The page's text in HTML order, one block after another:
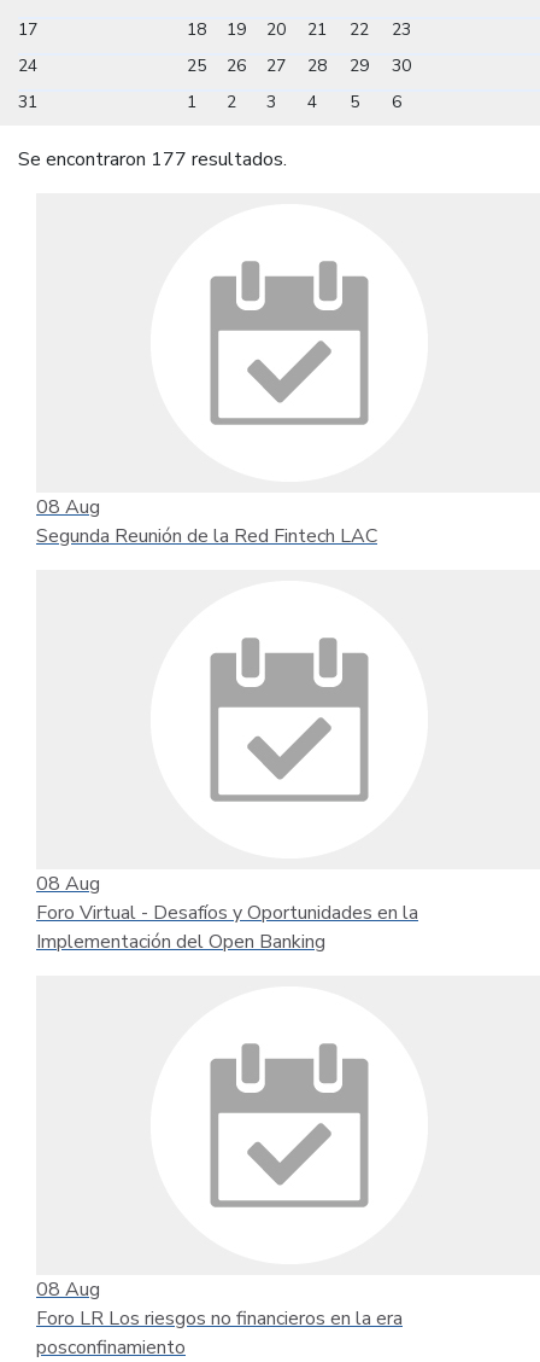
17
18 19 20 21 22
23
24
25 26 27 28 29
30
31
1 2 3 4 5 6
Se encontraron 177 resultados.
08 Aug
Segunda Reunión de la Red Fintech LAC
08 Aug
Foro Virtual - Desafíos y Oportunidades en la
Implementación del Open Banking
08 Aug
Foro LR Los riesgos no financieros en la era
posconfinamiento